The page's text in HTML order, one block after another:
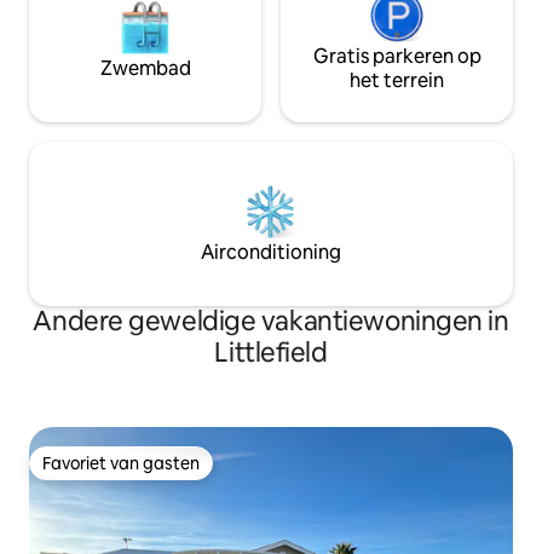
Zwembad
Gratis parkeren op
het terrein
Airconditioning
Andere geweldige vakantiewoningen in
Littlefield
Favoriet van gasten
Favoriet van gasten